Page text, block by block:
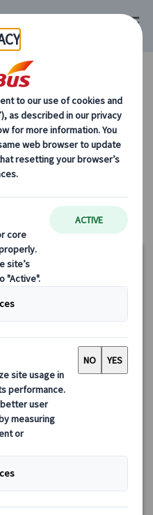
フィレンツェ (8)
ツェ市内観光
モクーポラ入場＆自由に名所
ェのプライベートツアー。ド
に選び、クーポラから旧市街